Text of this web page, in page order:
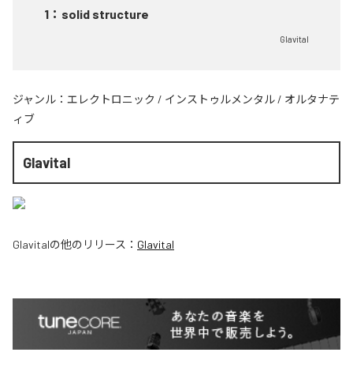
1 ： solid structure
Glavital
ジャンル： エレクトロニック / インストゥルメンタル / オルタナテ
ィブ
Glavital
Glavitalの他のリリース： Glavital